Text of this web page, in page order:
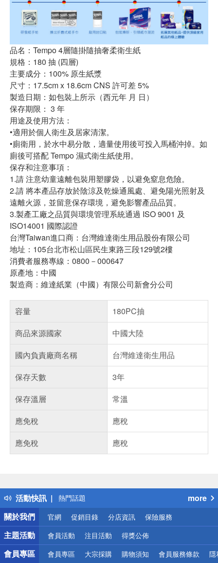
品名：Tempo 4層隨掛隨抽奢柔衛生紙
規格：180 抽 (四層)
主要成分：100% 原生紙漿
尺寸：17.5cm x 18.6cm CNS 許可差 5%
製造日期：如包裝上所示（西元年 月 日）
保存期限： 3 年
用途及使用方法：
•適用於個人衛生及居家清潔。
•廁衛用，於水中易分散，適量使用後可投入馬桶沖掉。如
廁後可搭配 Tempo 濕式衛生紙使用。
保存和注意事項：
1.請 注意幼童遠離包裝用塑膠袋，以避免窒息危險。
2.請 將本產品存放於陰涼及乾燥通風處、避免陽光照射及
遠離火源，並留意保存環境，避免影響產品品質。
3.製產工廠之品質與環境管理系統通過 ISO 9001 及
ISO14001 國際認證
台灣Taiwan進口商：台灣維達衛生用品股份有限公司
地址：105台北市松山區民生東路三段129號2樓
消費者服務專線：0800－000647
原產地：中國
製造商：維達紙業（中國）有限公司新會分公司
容量
180PC抽
商品來源國家
中國大陸
國內負責廠商名稱
台灣維達衛生用品
保存天數
3年
保存溫層
常溫
應免稅
應稅
應免稅
應稅
活動快訊
得獎公告
熱門話題
銀行優惠
偏遠地區配送
詐騙網頁！請小心！
more
關於我們
官網 促銷目錄 分店資訊 保險服務
主題活動 會員活動 注目活動 得獎公佈
會員專區 會員專區 大宗採購 購物須知 會員服務條款 隱